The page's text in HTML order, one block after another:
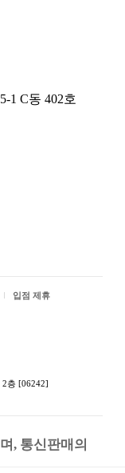
색상:상품페이지
품 구성:상품페
출시년월:상품페
이지참고
1 C동 402호
입점 제휴
2층 [06242]
, 통신판매의